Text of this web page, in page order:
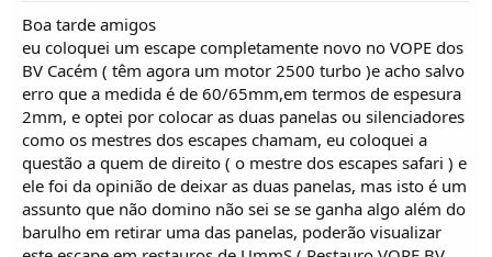
Boa tarde amigos
eu coloquei um escape completamente novo no VOPE dos
BV Cacém ( têm agora um motor 2500 turbo )e acho salvo
erro que a medida é de 60/65mm,em termos de espesura
2mm, e optei por colocar as duas panelas ou silenciadores
como os mestres dos escapes chamam, eu coloquei a
questão a quem de direito ( o mestre dos escapes safari ) e
ele foi da opinião de deixar as duas panelas, mas isto é um
assunto que não domino não sei se se ganha algo além do
barulho em retirar uma das panelas, poderão visualizar